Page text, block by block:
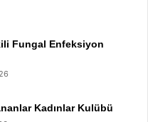
Fungal Enfeksiyon
Kadınlar Kulübü